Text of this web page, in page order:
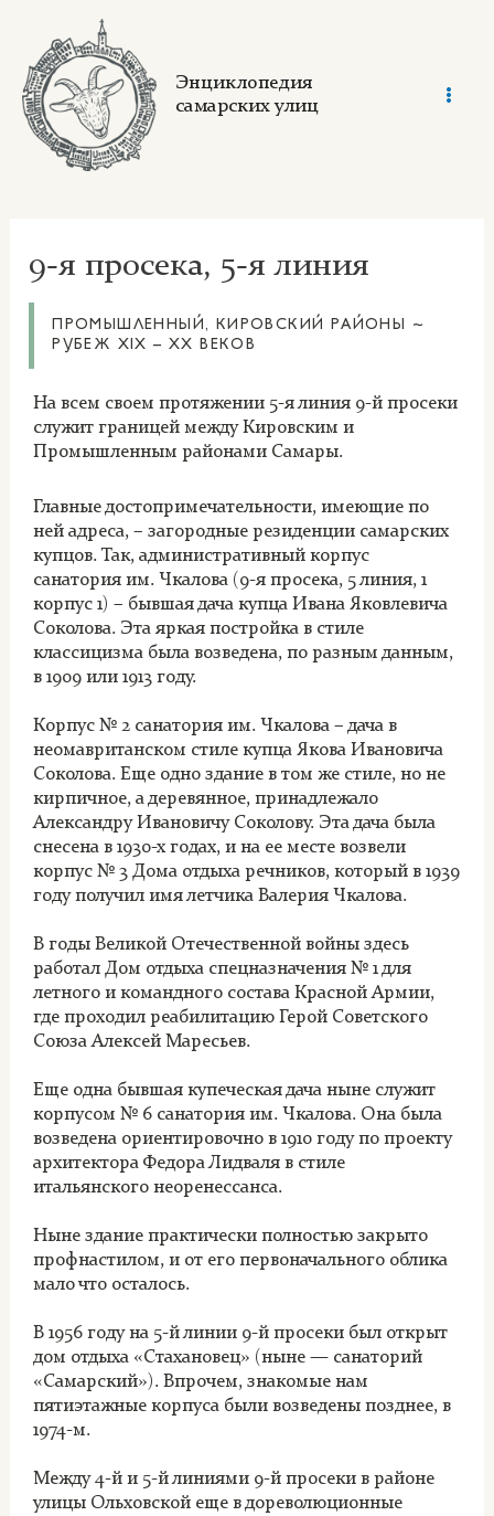
content
Энциклопедия
самарских улиц
9-я просека, 5-я линия
ПРОМЫШЛЕННЫЙ, КИРОВСКИЙ РАЙОНЫ ~
РУБЕЖ XIX – XX ВЕКОВ
На всем своем протяжении 5-я линия 9-й просеки
служит границей между Кировским и
Промышленным районами Самары.
Главные достопримечательности, имеющие по
ней адреса, – загородные резиденции самарских
купцов. Так, административный корпус
санатория им. Чкалова (9-я просека, 5 линия, 1
корпус 1) – бывшая дача купца Ивана Яковлевича
Соколова. Эта яркая постройка в стиле
классицизма была возведена, по разным данным,
в 1909 или 1913 году.
Корпус № 2 санатория им. Чкалова – дача в
неомавританском стиле купца Якова Ивановича
Соколова. Еще одно здание в том же стиле, но не
кирпичное, а деревянное, принадлежало
Александру Ивановичу Соколову. Эта дача была
снесена в 1930-х годах, и на ее месте возвели
корпус № 3 Дома отдыха речников, который в 1939
году получил имя летчика Валерия Чкалова.
В годы Великой Отечественной войны здесь
работал Дом отдыха спецназначения № 1 для
летного и командного состава Красной Армии,
где проходил реабилитацию Герой Советского
Союза Алексей Маресьев.
Еще одна бывшая купеческая дача ныне служит
корпусом № 6 санатория им. Чкалова. Она была
возведена ориентировочно в 1910 году по проекту
архитектора Федора Лидваля в стиле
итальянского неоренессанса.
Ныне здание практически полностью закрыто
профнастилом, и от его первоначального облика
мало что осталось.
В 1956 году на 5-й линии 9-й просеки был открыт
дом отдыха «Стахановец» (ныне — санаторий
«Самарский»). Впрочем, знакомые нам
пятиэтажные корпуса были возведены позднее, в
1974-м.
Между 4-й и 5-й линиями 9-й просеки в районе
улицы Ольховской еще в дореволюционные